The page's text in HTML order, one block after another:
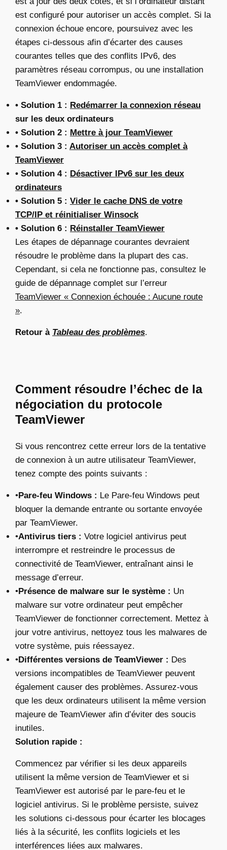
est configuré pour autoriser un accès complet. Si la
connexion échoue encore, poursuivez avec les
étapes ci-dessous afin d’écarter des causes
courantes telles que des conflits IPv6, des
paramètres réseau corrompus, ou une installation
TeamViewer endommagée.
• Solution 1 : Redémarrer la connexion réseau
sur les deux ordinateurs
• Solution 2 : Mettre à jour TeamViewer
• Solution 3 : Autoriser un accès complet à
TeamViewer
• Solution 4 : Désactiver IPv6 sur les deux
ordinateurs
• Solution 5 : Vider le cache DNS de votre
TCP/IP et réinitialiser Winsock
• Solution 6 : Réinstaller TeamViewer
Les étapes de dépannage courantes devraient
résoudre le problème dans la plupart des cas.
Cependant, si cela ne fonctionne pas, consultez le
guide de dépannage complet sur l’erreur
TeamViewer « Connexion échouée : Aucune route
».
Retour à Tableau des problèmes.
Comment résoudre l’échec de la
négociation du protocole
TeamViewer
Si vous rencontrez cette erreur lors de la tentative
de connexion à un autre utilisateur TeamViewer,
tenez compte des points suivants :
•Pare-feu Windows : Le Pare-feu Windows peut
bloquer la demande entrante ou sortante envoyée
par TeamViewer.
•Antivirus tiers : Votre logiciel antivirus peut
interrompre et restreindre le processus de
connectivité de TeamViewer, entraînant ainsi le
message d’erreur.
•Présence de malware sur le système : Un
malware sur votre ordinateur peut empêcher
TeamViewer de fonctionner correctement. Mettez à
jour votre antivirus, nettoyez tous les malwares de
votre système, puis réessayez.
•Différentes versions de TeamViewer : Des
versions incompatibles de TeamViewer peuvent
également causer des problèmes. Assurez-vous
que les deux ordinateurs utilisent la même version
majeure de TeamViewer afin d’éviter des soucis
inutiles.
Solution rapide :
Commencez par vérifier si les deux appareils
utilisent la même version de TeamViewer et si
TeamViewer est autorisé par le pare-feu et le
logiciel antivirus. Si le problème persiste, suivez
les solutions ci-dessous pour écarter les blocages
liés à la sécurité, les conflits logiciels et les
interférences liées aux malwares.